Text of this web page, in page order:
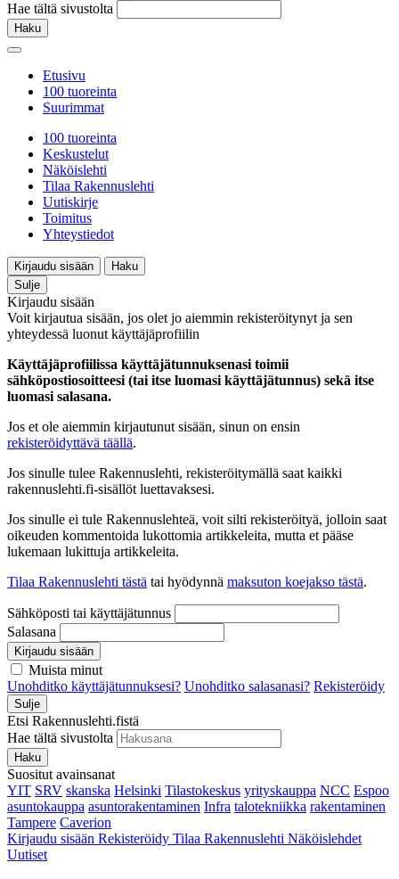
Hae tältä sivustolta
Haku
Etusivu
100 tuoreinta
Suurimmat
100 tuoreinta
Keskustelut
Näköislehti
Tilaa Rakennuslehti
Uutiskirje
Toimitus
Yhteystiedot
Kirjaudu sisään
Haku
Sulje
Kirjaudu sisään
Voit kirjautua sisään, jos olet jo aiemmin rekisteröitynyt ja sen
yhteydessä luonut käyttäjäprofiilin
Käyttäjäprofiilissa käyttäjätunnuksenasi toimii
sähköpostiosoitteesi (tai itse luomasi käyttäjätunnus) sekä itse
luomasi salasana.
Jos et ole aiemmin kirjautunut sisään, sinun on ensin
rekisteröidyttävä täällä.
Jos sinulle tulee Rakennuslehti, rekisteröitymällä saat kaikki
rakennuslehti.fi-sisällöt luettavaksesi.
Jos sinulle ei tule Rakennuslehteä, voit silti rekisteröityä, jolloin saat
oikeuden kommentoida lukottomia artikkeleita, mutta et pääse
lukemaan lukittuja artikkeleita.
Tilaa Rakennuslehti tästä tai hyödynnä maksuton koejakso tästä.
Sähköposti tai käyttäjätunnus
Salasana
Kirjaudu sisään
Muista minut
Unohditko käyttäjätunnuksesi? Unohditko salasanasi? Rekisteröidy
Sulje
Etsi Rakennuslehti.fistä
Hae tältä sivustolta
Haku
Suositut avainsanat
YIT SRV skanska Helsinki Tilastokeskus yrityskauppa NCC Espoo
asuntokauppa asuntorakentaminen Infra talotekniikka rakentaminen
Tampere Caverion
Kirjaudu sisään Rekisteröidy Tilaa Rakennuslehti Näköislehdet
Uutiset